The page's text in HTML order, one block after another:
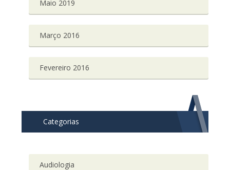
Maio 2019
Março 2016
Fevereiro 2016
Categorias
Audiologia